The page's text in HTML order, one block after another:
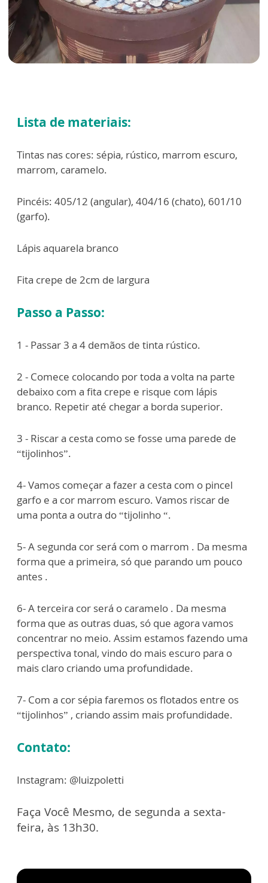
Lista de materiais:
Tintas nas cores: sépia, rústico, marrom escuro,
marrom, caramelo.
Pincéis: 405/12 (angular), 404/16 (chato), 601/10
(garfo).
Lápis aquarela branco
Fita crepe de 2cm de largura
Passo a Passo:
1 - Passar 3 a 4 demãos de tinta rústico.
2 - Comece colocando por toda a volta na parte
debaixo com a fita crepe e risque com lápis
branco. Repetir até chegar a borda superior.
3 - Riscar a cesta como se fosse uma parede de
“tijolinhos”.
4- Vamos começar a fazer a cesta com o pincel
garfo e a cor marrom escuro. Vamos riscar de
uma ponta a outra do “tijolinho “.
5- A segunda cor será com o marrom . Da mesma
forma que a primeira, só que parando um pouco
antes .
6- A terceira cor será o caramelo . Da mesma
forma que as outras duas, só que agora vamos
concentrar no meio. Assim estamos fazendo uma
perspectiva tonal, vindo do mais escuro para o
mais claro criando uma profundidade.
7- Com a cor sépia faremos os flotados entre os
“tijolinhos” , criando assim mais profundidade.
Contato:
Instagram: @luizpoletti
Faça Você Mesmo, de segunda a sexta-
feira, às 13h30.